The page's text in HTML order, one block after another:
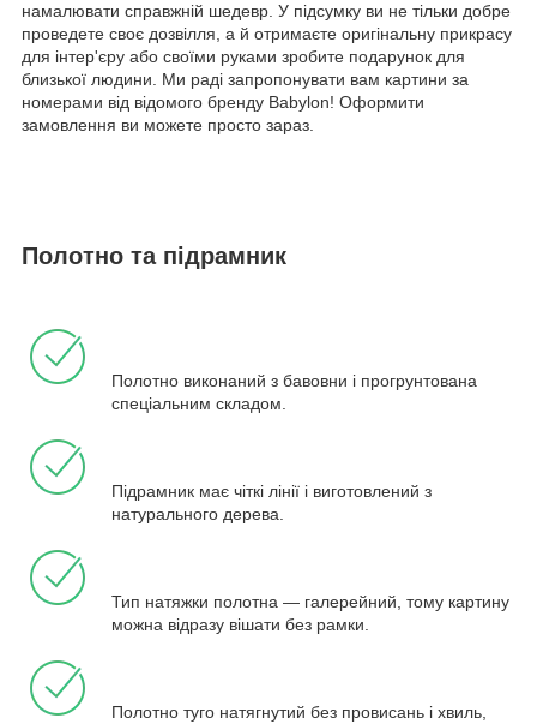
намалювати справжній шедевр. У підсумку ви не тільки добре
проведете своє дозвілля, а й отримаєте оригінальну прикрасу
для інтер'єру або своїми руками зробите подарунок для
близької людини. Ми раді запропонувати вам картини за
номерами від відомого бренду Babylon! Оформити
замовлення ви можете просто зараз.
Полотно та підрамник
Полотно виконаний з бавовни і прогрунтована
спеціальним складом.
Підрамник має чіткі лінії і виготовлений з
натурального дерева.
Тип натяжки полотна — галерейний, тому картину
можна відразу вішати без рамки.
Полотно туго натягнутий без провисань і хвиль,